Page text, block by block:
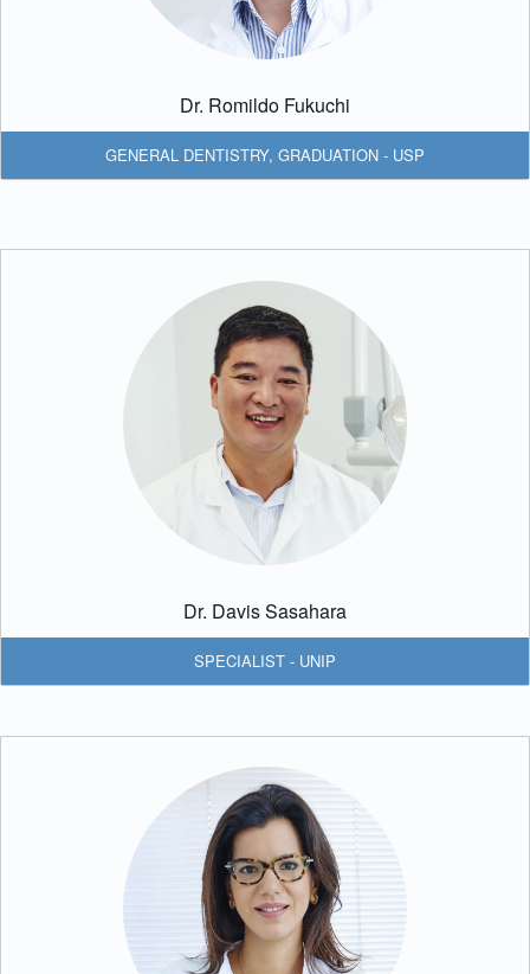
Dr. Romildo Fukuchi
GENERAL DENTISTRY, GRADUATION - USP
Dr. Davis Sasahara
SPECIALIST - UNIP